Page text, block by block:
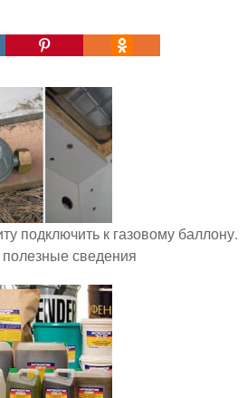
подключить к газовому баллону.
сведения